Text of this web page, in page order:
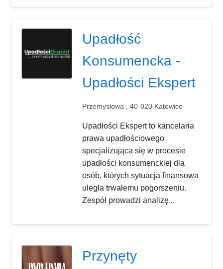
Upadłość
Konsumencka -
Upadłości Ekspert
Przemysłowa , 40-020 Katowice
Upadłości Ekspert to kancelaria
prawa upadłościowego
specjalizująca się w procesie
upadłości konsumenckiej dla
osób, których sytuacja finansowa
uległa trwałemu pogorszeniu.
Zespół prowadzi analizę...
Przynęty